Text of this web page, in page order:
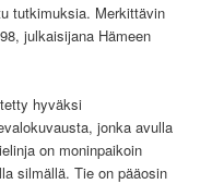
tutkimuksia. Merkittävin
julkaisijana Hämeen
hyväksi
jonka avulla
on moninpaikoin
silmällä. Tie on pääosin